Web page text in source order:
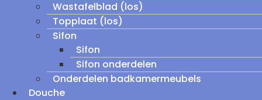
Wastafelblad (los)
Topplaat (los)
Sifon
Sifon
Sifon onderdelen
Onderdelen badkamermeubels
Douche